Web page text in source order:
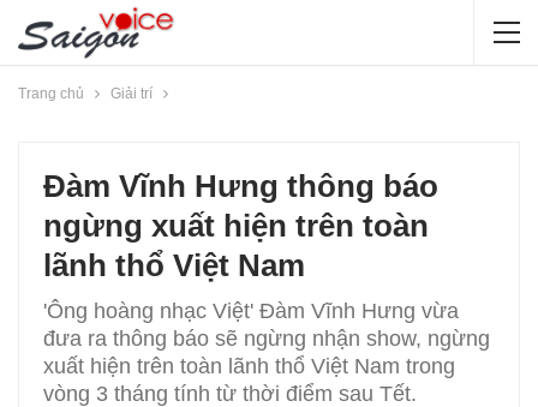
Trang chủ Giải trí
Đàm Vĩnh Hưng thông báo
ngừng xuất hiện trên toàn
lãnh thổ Việt Nam
'Ông hoàng nhạc Việt' Đàm Vĩnh Hưng vừa
đưa ra thông báo sẽ ngừng nhận show, ngừng
xuất hiện trên toàn lãnh thổ Việt Nam trong
vòng 3 tháng tính từ thời điểm sau Tết.